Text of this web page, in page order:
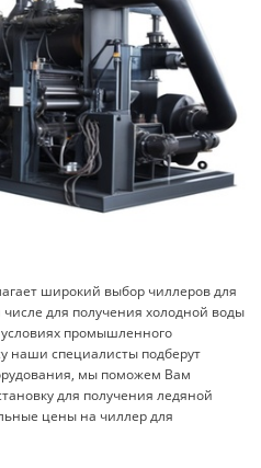
широкий выбор чиллеров для
для получения холодной воды
условиях промышленного
наши специалисты подберут
мы поможем Вам
для получения ледяной
цены на чиллер для